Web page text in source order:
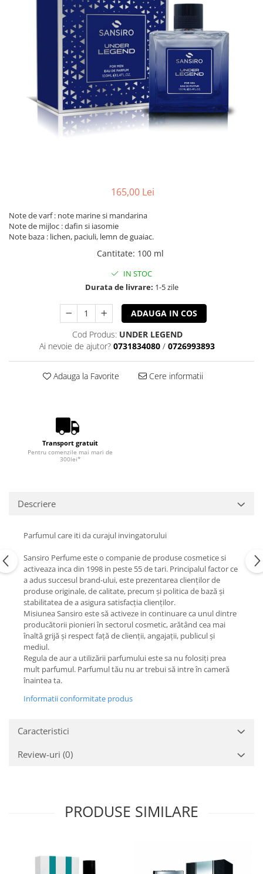
165,00 Lei
Note de varf : note marine si mandarina
Note de mijloc : dafin si iasomie
Note baza : lichen, paciuli, lemn de guaiac.
Cantitate: 100 ml
IN STOC
Durata de livrare: 1-5 zile
ADAUGA IN COS
Cod Produs: UNDER LEGEND
Ai nevoie de ajutor? 0731834080 / 0726993893
Adauga la Favorite Cere informatii
Transport gratuit
Pentru comenzile mai mari de
300lei*
Descriere
Parfumul care iti da curajul invingatorului
Sansiro Perfume este o companie de produse cosmetice si
activeaza inca din 1998 in peste 55 de tari. Principalul factor ce
a adus succesul brand-ului, este prezentarea clienților de
produse originale, de calitate, precum și politica de bază și
stabilitatea de a asigura satisfacția clienților.
Misiunea Sansiro este să activeze in continuare ca unul dintre
producătorii pionieri în sectorul cosmetic, arătând cea mai
înaltă grijă și respect față de clienții, angajații, publicul și
mediul.
Regula de aur a utilizării parfumului este sa nu folosiți prea
mult parfumul. Parfumul tău nu ar trebui să intre în cameră
înaintea ta.
Informatii conformitate produs
Caracteristici
Review-uri (0)
PRODUSE SIMILARE